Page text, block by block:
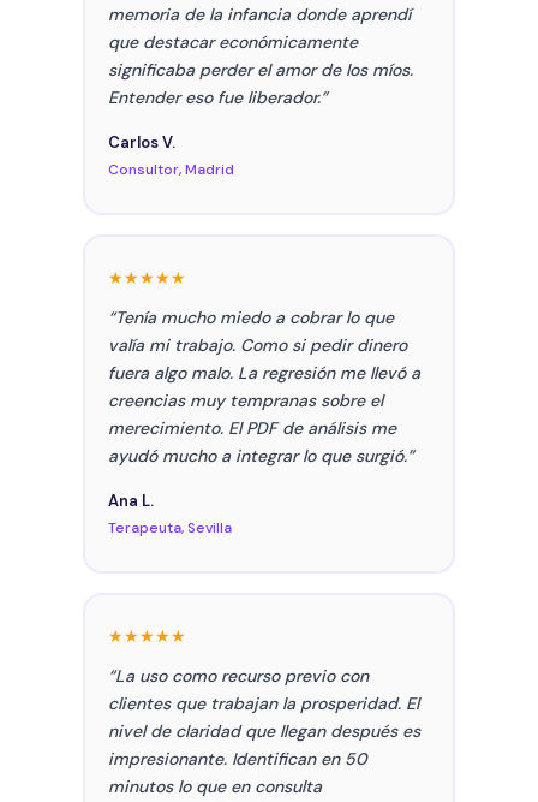
memoria de la infancia donde aprendí
que destacar económicamente
significaba perder el amor de los míos.
Entender eso fue liberador.”
Carlos V.
Consultor, Madrid
★★★★★
“Tenía mucho miedo a cobrar lo que
valía mi trabajo. Como si pedir dinero
fuera algo malo. La regresión me llevó a
creencias muy tempranas sobre el
merecimiento. El PDF de análisis me
ayudó mucho a integrar lo que surgió.”
Ana L.
Terapeuta, Sevilla
★★★★★
“La uso como recurso previo con
clientes que trabajan la prosperidad. El
nivel de claridad que llegan después es
impresionante. Identifican en 50
minutos lo que en consulta